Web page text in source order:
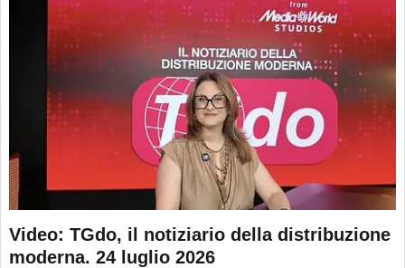
Video: TGdo, il notiziario della distribuzione
moderna. 24 luglio 2026